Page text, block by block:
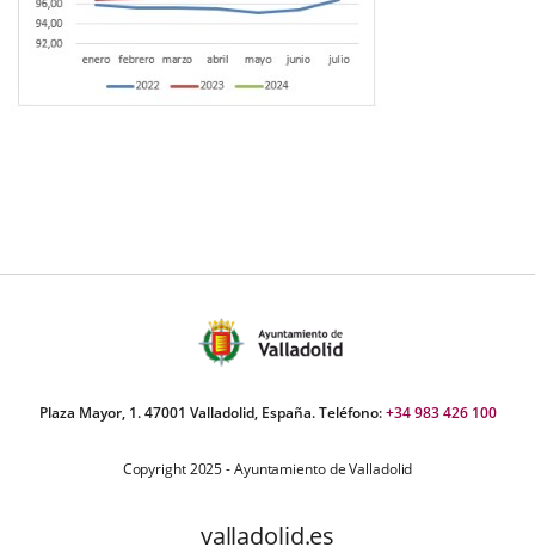
Plaza Mayor, 1. 47001 Valladolid, España. Teléfono:+34 983 426 100
Copyright 2025 - Ayuntamiento de Valladolid
valladolid.es